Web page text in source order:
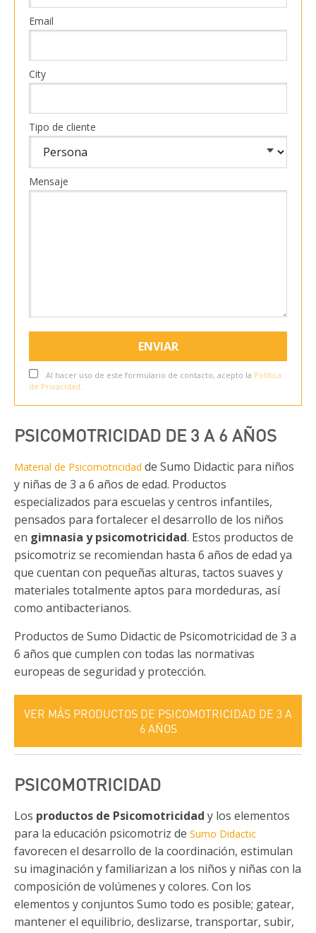
Email
City
Tipo de cliente
Mensaje
Al hacer uso de este formulario de contacto, acepto la Política
de Privacidad.
PSICOMOTRICIDAD DE 3 A 6 AÑOS
Material de Psicomotricidad de Sumo Didactic para niños
y niñas de 3 a 6 años de edad. Productos
especializados para escuelas y centros infantiles,
pensados para fortalecer el desarrollo de los niños
en gimnasia y psicomotricidad. Estos productos de
psicomotriz se recomiendan hasta 6 años de edad ya
que cuentan con pequeñas alturas, tactos suaves y
materiales totalmente aptos para mordeduras, así
como antibacterianos.
Productos de Sumo Didactic de Psicomotricidad de 3 a
6 años que cumplen con todas las normativas
europeas de seguridad y protección.
VER MÁS PRODUCTOS DE PSICOMOTRICIDAD DE 3 A
6 AÑOS
PSICOMOTRICIDAD
Los productos de Psicomotricidad y los elementos
para la educación psicomotriz de Sumo Didactic
favorecen el desarrollo de la coordinación, estimulan
su imaginación y familiarizan a los niños y niñas con la
composición de volúmenes y colores. Con los
elementos y conjuntos Sumo todo es posible; gatear,
mantener el equilibrio, deslizarse, transportar, subir,